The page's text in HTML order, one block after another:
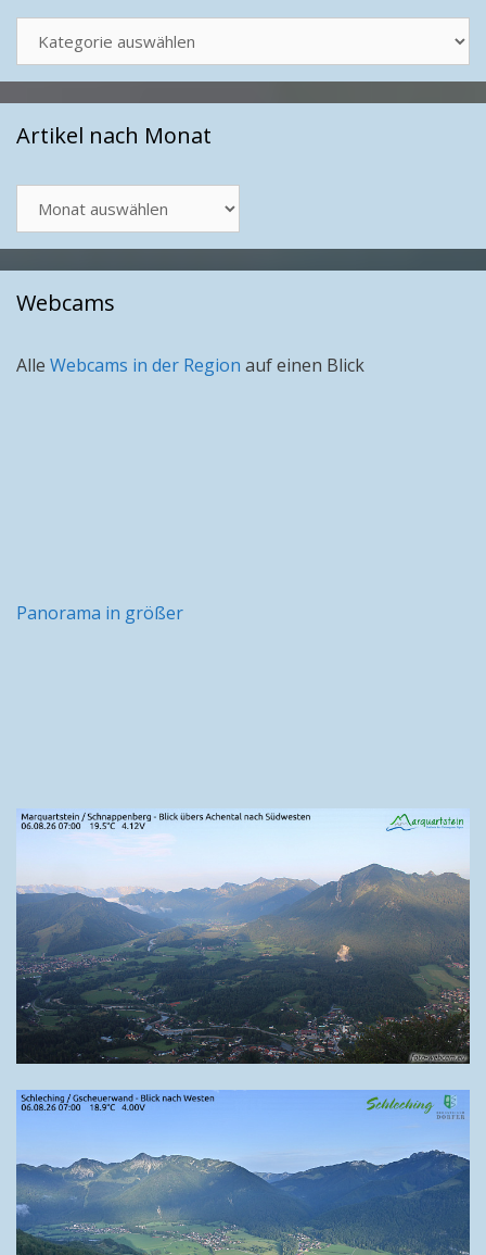
Artikel nach Monat
nach
Monat
Webcams
Alle Webcams in der Region auf einen Blick
Panorama in größer